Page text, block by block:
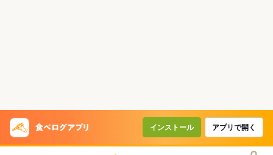
インストール アプリで開く